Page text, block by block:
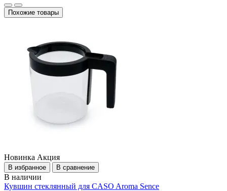
Похожие товары
Новинка Акция
В избранное В сравнение
В наличии
Кувшин стеклянный для CASO Aroma Sence